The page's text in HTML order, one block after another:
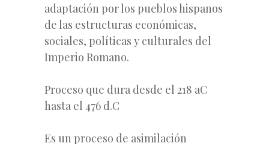
adaptación por los pueblos hispanos
de las estructuras económicas,
sociales, políticas y culturales del
Imperio Romano.
Proceso que dura desde el 218 aC
hasta el 476 d.C
Es un proceso de asimilación